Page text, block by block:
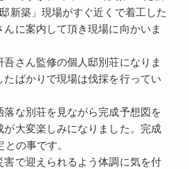
新築」現場がすぐ近くで着工した
んに案内して頂き現場に向かいま
吾さん監修の個人邸別荘になりま
ばかりで現場は伐採を行ってい
落な別荘を見ながら完成予想図を
が大変楽しみになりました。完成
の事です。
害で迎えられるよう体調に気を付